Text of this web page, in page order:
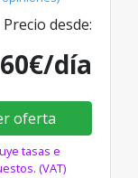
Precio desde:
60€/día
oferta
tasas e
(VAT)